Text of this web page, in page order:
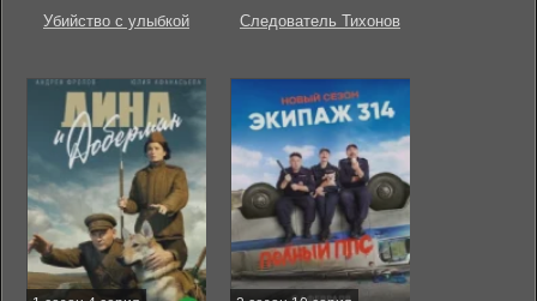
Убийство с улыбкой Следователь Тихонов